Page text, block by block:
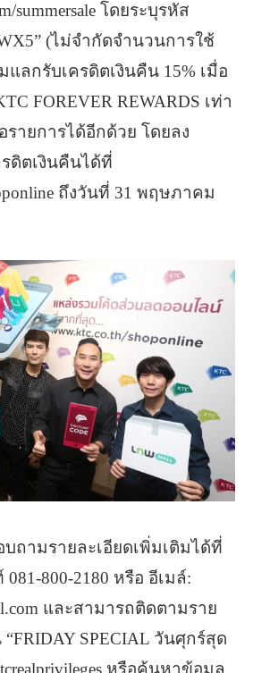
summersale โดยระบุรหัส
(ไม่จำกัดจำนวนการใช้
ลกรับเครดิตเงินคืน 15% เมื่อ
FOREVER REWARDS เท่า
ายการได้อีกด้วย โดยลง
ดิตเงินคืนได้ที่
ถึงวันที่ 31 พฤษภาคม
ถามรายละเอียดเพิ่มเติมได้ที่
800-2180 หรือ อีเมล์:
และสามารถติดตามราย
SPECIAL วันศุกร์สุด
หรือค้นหาข้อมูล